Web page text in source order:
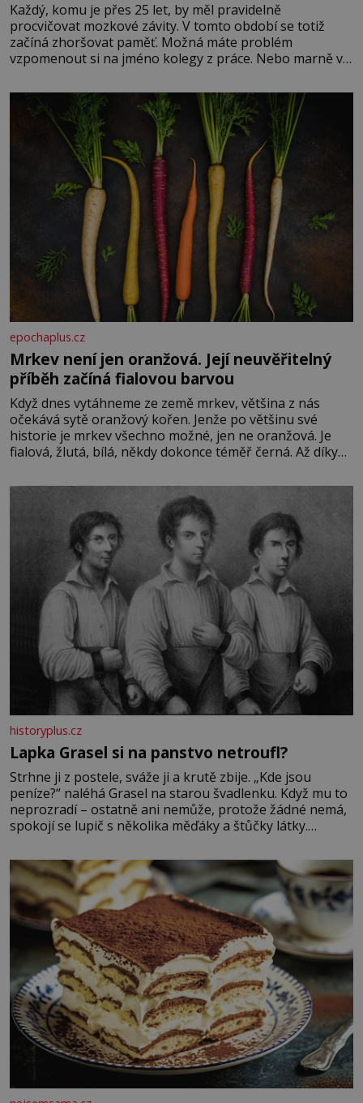
Každý, komu je přes 25 let, by měl pravidelně
procvičovat mozkové závity. V tomto období se totiž
začíná zhoršovat paměť. Možná máte problém
vzpomenout si na jméno kolegy z práce. Nebo marně v
Je to opravdu tak, s věkem jako kdyby se paměť
rozhodla stávkovat. Cvičte
epochaplus.cz
Mrkev není jen oranžová. Její neuvěřitelný
příběh začíná fialovou barvou
Když dnes vytáhneme ze země mrkev, většina z nás
očekává sytě oranžový kořen. Jenže po většinu své
historie je mrkev všechno možné, jen ne oranžová. Je
fialová, žlutá, bílá, někdy dokonce téměř černá. Až díky
bez které si českou zahradu ani nedokážeme představit.
historyplus.cz
Lapka Grasel si na panstvo netroufl?
Strhne ji z postele, sváže ji a krutě zbije. „Kde jsou
peníze?“ naléhá Grasel na starou švadlenku. Když mu to
neprozradí – ostatně ani nemůže, protože žádné nemá,
spokojí se lupič s několika měďáky a štůčky látky.
krutý. Jeho činy budí hrůzu ještě dlouho po jeho smrti